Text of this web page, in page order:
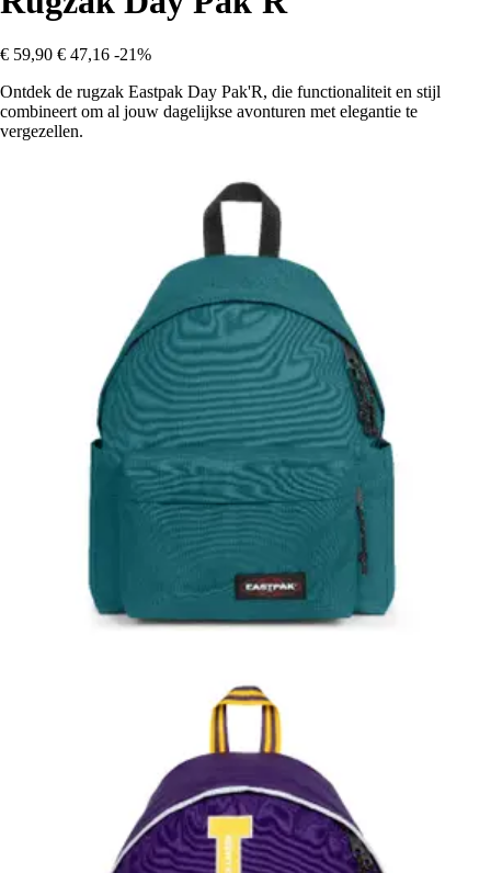
€ 59,90 € 47,16 -21%
Ontdek de rugzak Eastpak Day Pak'R, die functionaliteit en stijl
combineert om al jouw dagelijkse avonturen met elegantie te
vergezellen.